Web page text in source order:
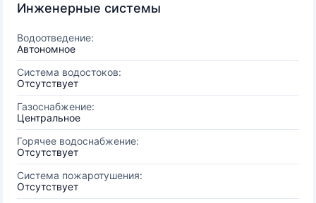
Инженерные системы
Водоотведение:
Автономное
Система водостоков:
Отсутствует
Газоснабжение:
Центральное
Горячее водоснабжение:
Отсутствует
Система пожаротушения:
Отсутствует